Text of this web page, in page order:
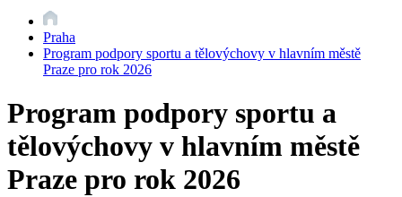
Praha
Program podpory sportu a tělovýchovy v hlavním městě
Praze pro rok 2026
Program podpory sportu a
tělovýchovy v hlavním městě
Praze pro rok 2026